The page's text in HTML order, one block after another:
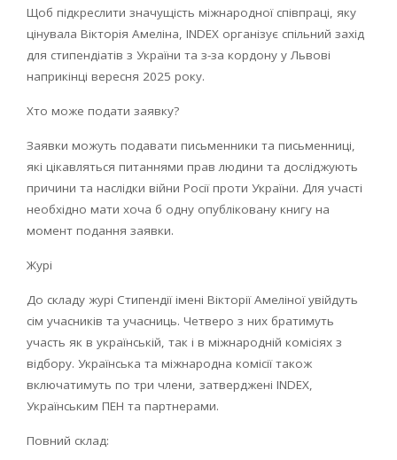
Щоб підкреслити значущість міжнародної співпраці, яку
цінувала Вікторія Амеліна, INDEX організує спільний захід
для стипендіатів з України та з-за кордону у Львові
наприкінці вересня 2025 року.
Хто може подати заявку?
Заявки можуть подавати письменники та письменниці,
які цікавляться питаннями прав людини та досліджують
причини та наслідки війни Росії проти України. Для участі
необхідно мати хоча б одну опубліковану книгу на
момент подання заявки.
Журі
До складу журі Стипендії імені Вікторії Амеліної увійдуть
сім учасників та учасниць. Четверо з них братимуть
участь як в українській, так і в міжнародній комісіях з
відбору. Українська та міжнародна комісії також
включатимуть по три члени, затверджені INDEX,
Українським ПЕН та партнерами.
Повний склад: